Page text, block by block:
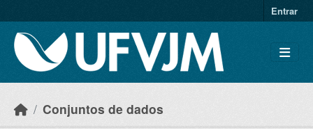
Entrar
Conjuntos de dados